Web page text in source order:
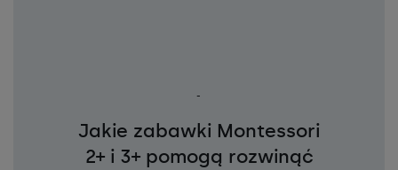
-
Jakie zabawki Montessori
2+ i 3+ pomogą rozwinąć